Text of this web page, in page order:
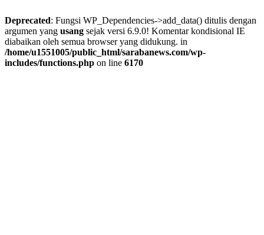
Deprecated: Fungsi WP_Dependencies->add_data() ditulis dengan
argumen yang usang sejak versi 6.9.0! Komentar kondisional IE
diabaikan oleh semua browser yang didukung. in
/home/u1551005/public_html/sarabanews.com/wp-
includes/functions.php on line 6170